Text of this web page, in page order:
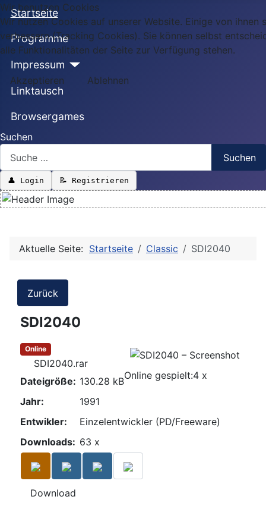
Startseite
Programme
Impressum
Linktausch
Browsergames
Suchen
Suchen
👤 Login 📝 Registrieren
Aktuelle Seite: Startseite Classic SDI2040
Zurück
SDI2040
Online
SDI2040.rar
Dateigröße: 130.28 kB
Jahr:
1991
Entwikler:
Einzelentwickler (PD/Freeware)
Downloads: 63 x
Online gespielt:4 x
Download
Wir benutzen Cookies
Wir nutzen Cookies auf unserer Website. Einige von
verbessern (Tracking Cookies). Sie können selbst
alle Funktionalitäten der Seite zur Verfügung stehen.
Akzeptieren Ablehnen